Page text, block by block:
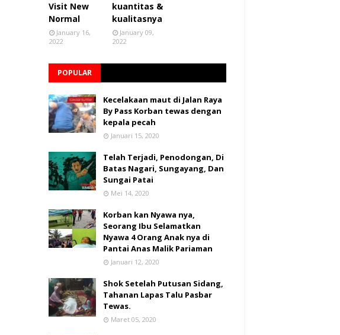
Visit New
Normal
January 16,
2022
kuantitas &
kualitasnya
January 09,
2022
POPULAR
Kecelakaan maut di Jalan Raya
By Pass Korban tewas dengan
kepala pecah
Januari 15, 2020
Telah Terjadi, Penodongan, Di
Batas Nagari, Sungayang, Dan
Sungai Patai
Mei 14, 2020
Korban kan Nyawa nya,
Seorang Ibu Selamatkan
Nyawa 4 Orang Anak nya di
Pantai Anas Malik Pariaman
Januari 12, 2020
Shok Setelah Putusan Sidang,
Tahanan Lapas Talu Pasbar
Tewas.
Maret 05, 2020